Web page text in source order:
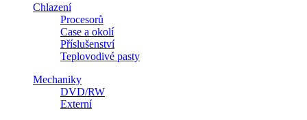
Chlazení
Procesorů
Case a okolí
Příslušenství
Teplovodivé pasty
Mechaniky
DVD/RW
Externí